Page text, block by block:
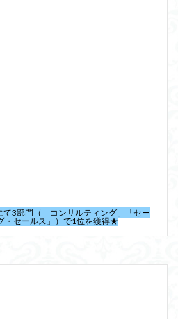
3部門（「コンサルティング」「セー
・セールス」）で1位を獲得★